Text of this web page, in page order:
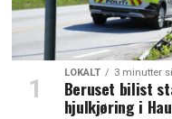
LOKALT 3 minutter
Beruset bilist
hjulkjøring i